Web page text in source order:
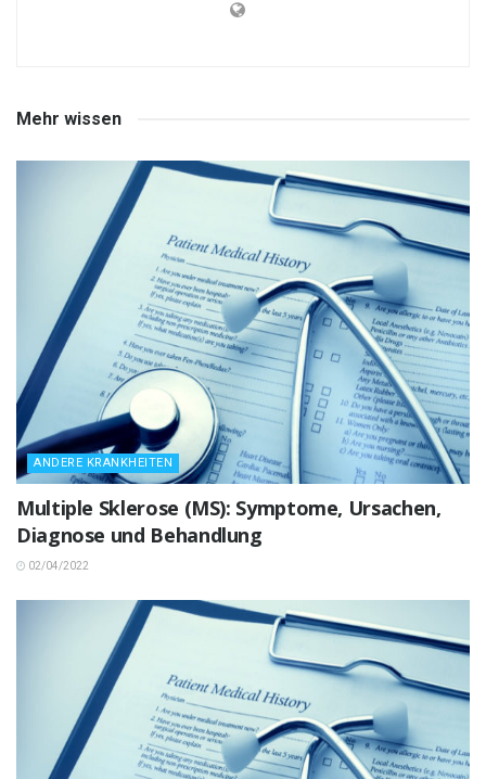
Mehr wissen
ANDERE KRANKHEITEN
Multiple Sklerose (MS): Symptome, Ursachen,
Diagnose und Behandlung
02/04/2022